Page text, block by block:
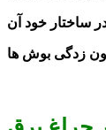
ساختار خود آن
زدگی بوش ها